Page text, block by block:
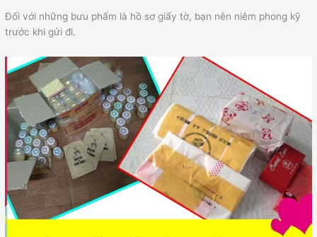
Đối với những bưu phẩm là hồ sơ giấy tờ, bạn nên niêm phong kỹ
trước khi gửi đi.